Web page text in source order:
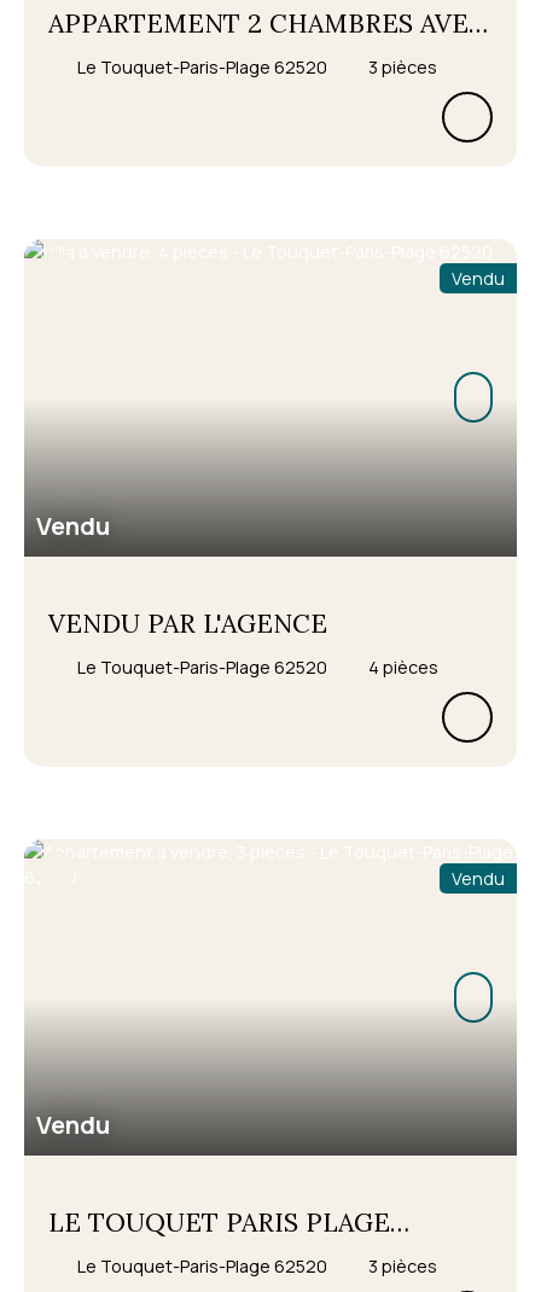
APPARTEMENT 2 CHAMBRES AVEC
TERRASSE- LE TOUQUET CENTRE
Le Touquet-Paris-Plage 62520 3 pièces
Vendu
Vendu
VENDU PAR L'AGENCE
Le Touquet-Paris-Plage 62520 4 pièces
Vendu
Vendu
LE TOUQUET PARIS PLAGE
Le Touquet-Paris-Plage 62520 3 pièces